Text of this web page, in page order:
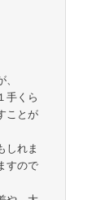
手くら
ことが
しれま
すので